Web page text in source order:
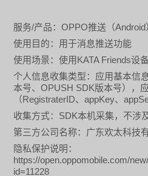
服务/产品：OPPO推送（Android
使用目的：用于消息推送功能
使用场景：使用 KATA Friends设
个人信息收集类型：应用基本信
本号、OPUSH SDK版本号），
（RegistraterID、appKey、
收集方式： SDK本机采集，不涉
第三方公司名称：广东欢太科技
隐私保护说明：
https://open.oppomobile.com/
id=11228